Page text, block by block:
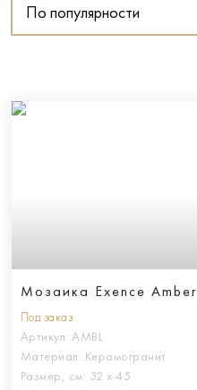
По популярности
Мозаика Exence
Под заказ
Артикул: AMBL
Материал: Керамогранит
Размер, см: 32 х 45